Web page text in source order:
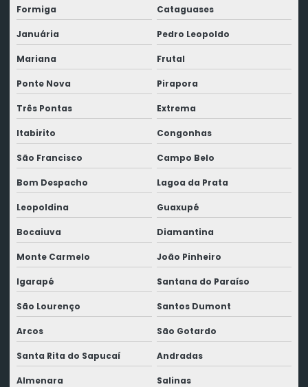
Formiga Cataguases
Januária Pedro Leopoldo
Mariana Frutal
Ponte Nova Pirapora
Três Pontas Extrema
Itabirito Congonhas
São Francisco Campo Belo
Bom Despacho Lagoa da Prata
Leopoldina Guaxupé
Bocaiuva Diamantina
Monte Carmelo João Pinheiro
Igarapé Santana do Paraíso
São Lourenço Santos Dumont
Arcos São Gotardo
Santa Rita do Sapucaí Andradas
Almenara Salinas